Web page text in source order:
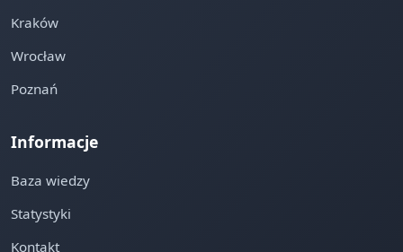
Kraków
Wrocław
Poznań
Informacje
Baza wiedzy
Statystyki
Kontakt